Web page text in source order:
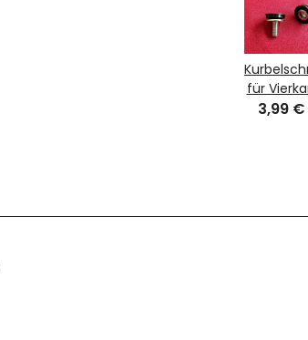
für
Kurbeln,
3,99 €